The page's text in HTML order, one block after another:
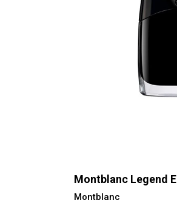
Montblanc Legend
Montblanc